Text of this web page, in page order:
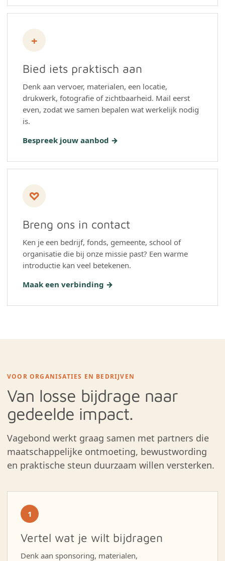
+
Bied iets praktisch aan
Denk aan vervoer, materialen, een locatie,
drukwerk, fotografie of zichtbaarheid. Mail eerst
even, zodat we samen bepalen wat werkelijk nodig
is.
Bespreek jouw aanbod →
♡
Breng ons in contact
Ken je een bedrijf, fonds, gemeente, school of
organisatie die bij onze missie past? Een warme
introductie kan veel betekenen.
Maak een verbinding →
VOOR ORGANISATIES EN BEDRIJVEN
Van losse bijdrage naar
gedeelde impact.
Vagebond werkt graag samen met partners die
maatschappelijke ontmoeting, bewustwording
en praktische steun duurzaam willen versterken.
1
Vertel wat je wilt bijdragen
Denk aan sponsoring, materialen,